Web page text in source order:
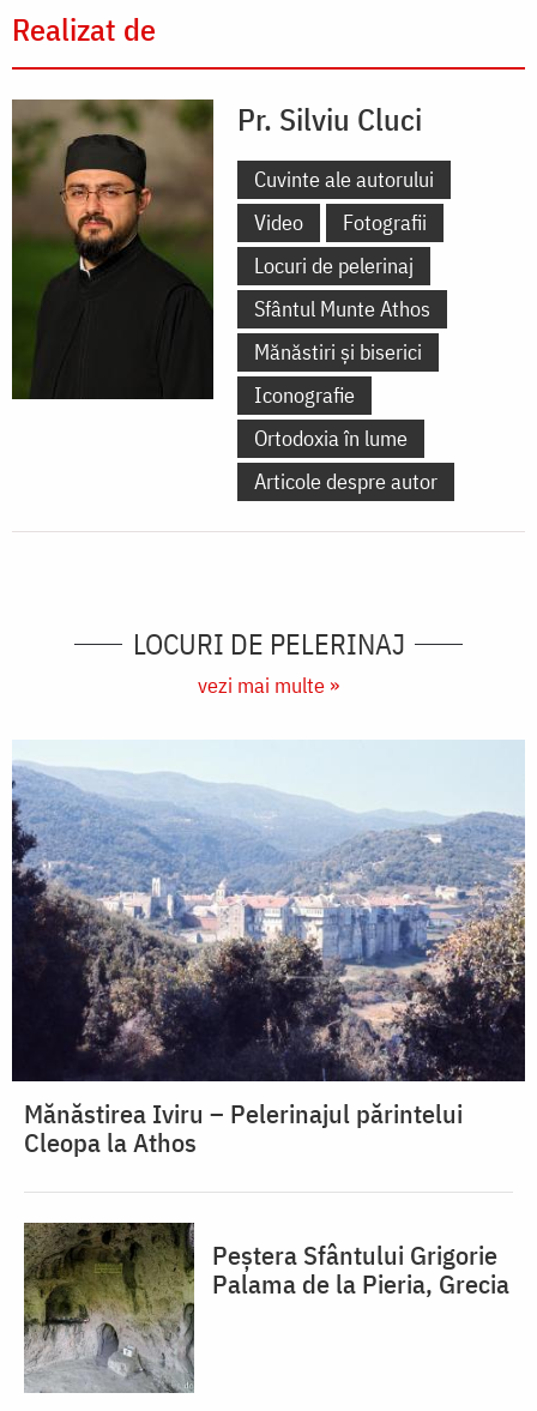
Realizat de
Pr. Silviu Cluci
Cuvinte ale autorului
Video
Fotografii
Locuri de pelerinaj
Sfântul Munte Athos
Mănăstiri și biserici
Iconografie
Ortodoxia în lume
Articole despre autor
LOCURI DE PELERINAJ
vezi mai multe »
Mănăstirea Iviru – Pelerinajul părintelui
Cleopa la Athos
Peștera Sfântului Grigorie
Palama de la Pieria, Grecia